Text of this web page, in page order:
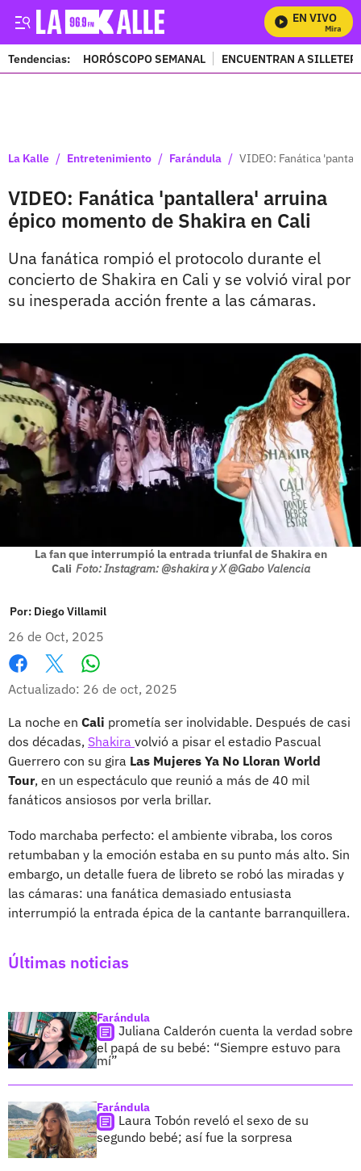
EN VIVO
Mira
Tendencias: HORÓSCOPO SEMANAL ENCUENTRAN A
La Kalle / Entretenimiento / Farándula / VIDEO: Fanática
VIDEO: Fanática 'pantallera' arruina
épico momento de Shakira en Cali
Una fanática rompió el protocolo durante el
concierto de Shakira en Cali y se volvió viral por
su inesperada acción frente a las cámaras.
La fan que interrumpió la entrada triunfal de Shakira en
Cali Foto: Instagram: @shakira y X @Gabo Valencia
Por: Diego Villamil
26 de Oct, 2025
Facebook
X
Actualizado: 26 de oct, 2025
La noche en Cali prometía ser inolvidable. Después de casi
dos décadas, Shakira volvió a pisar el estadio Pascual
Guerrero con su gira Las Mujeres Ya No Lloran World
Tour, en un espectáculo que reunió a más de 40 mil
fanáticos ansiosos por verla brillar.
Todo marchaba perfecto: el ambiente vibraba, los coros
retumbaban y la emoción estaba en su punto más alto. Sin
embargo, un detalle fuera de libreto se robó las miradas y
las cámaras: una fanática demasiado entusiasta
interrumpió la entrada épica de la cantante barranquillera.
Últimas noticias
Farándula
Juliana Calderón cuenta la verdad sobre
el papá de su bebé: “Siempre estuvo para
mí”
Farándula
Laura Tobón reveló el sexo de su
segundo bebé; así fue la sorpresa